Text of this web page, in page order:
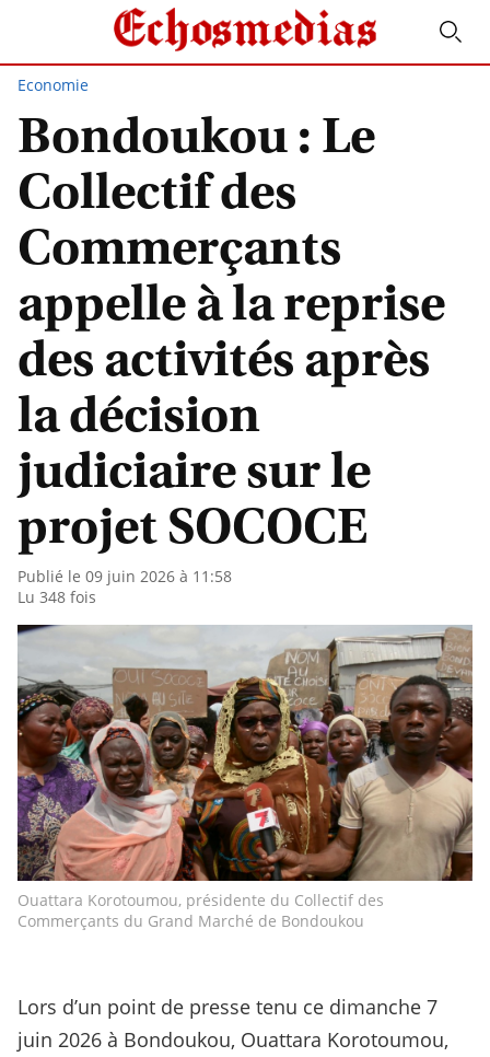
Economie
Bondoukou : Le
Collectif des
Commerçants
appelle à la reprise
des activités après
la décision
judiciaire sur le
projet SOCOCE
Publié le 09 juin 2026 à 11:58
Lu 348 fois
Ouattara Korotoumou, présidente du Collectif des
Commerçants du Grand Marché de Bondoukou
Lors d’un point de presse tenu ce dimanche 7
juin 2026 à Bondoukou, Ouattara Korotoumou,